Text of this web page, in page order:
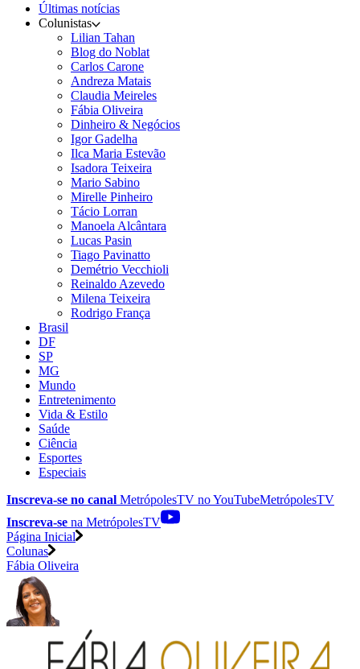
Últimas notícias
Colunistas
Lilian Tahan
Blog do Noblat
Carlos Carone
Andreza Matais
Claudia Meireles
Fábia Oliveira
Dinheiro & Negócios
Igor Gadelha
Ilca Maria Estevão
Isadora Teixeira
Mario Sabino
Mirelle Pinheiro
Tácio Lorran
Manoela Alcântara
Lucas Pasin
Tiago Pavinatto
Demétrio Vecchioli
Reinaldo Azevedo
Milena Teixeira
Rodrigo França
Brasil
DF
SP
MG
Mundo
Entretenimento
Vida & Estilo
Saúde
Ciência
Esportes
Especiais
Inscreva-se no canal MetrópolesTV noYouTubeMetrópolesTV
Inscreva-se na MetrópolesTV
Página Inicial
Colunas
Fábia Oliveira